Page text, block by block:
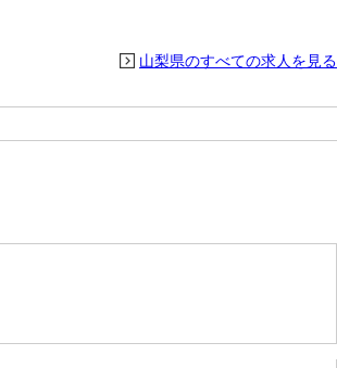
山梨県のすべての求人を見る